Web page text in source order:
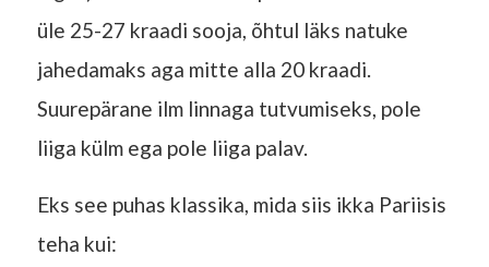
üle 25-27 kraadi sooja, õhtul läks natuke
jahedamaks aga mitte alla 20 kraadi.
Suurepärane ilm linnaga tutvumiseks, pole
liiga külm ega pole liiga palav.
Eks see puhas klassika, mida siis ikka Pariisis
teha kui: